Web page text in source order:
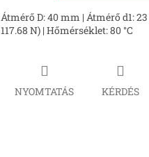
Átmérő D: 40 mm | Átmérő d1:
117.68 N) | Hőmérséklet: 80 °C
NYOMTATÁS KÉRDÉS